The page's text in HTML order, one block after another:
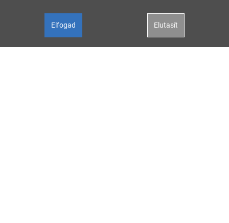
Elfogad Elutasít